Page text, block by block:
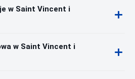
w Saint Vincent i
w Saint Vincent i